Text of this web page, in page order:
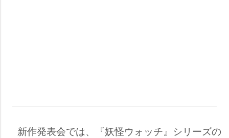
新作発表会では、『妖怪ウォッチ』シリーズの